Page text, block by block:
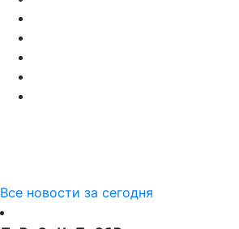
Все новости за сегодня